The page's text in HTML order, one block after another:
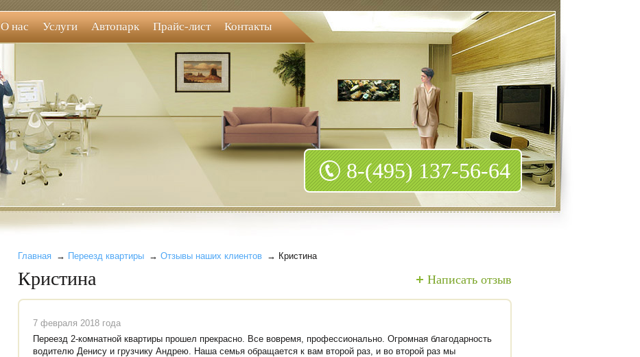
О нас Услуги Автопарк Прайс-лист Контакты
8-(495) 137-56-64
Главная → Переезд квартиры → Отзывы наших клиентов → Кристина
Написать отзыв
Кристина
7 февраля 2018 года
Переезд 2-комнатной квартиры прошел прекрасно. Все вовремя, профессионально. Огромная благодарность
водителю Денису и грузчику Андрею. Наша семья обращается к вам второй раз, и во второй раз мы